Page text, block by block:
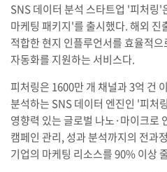
SNS 데이터 분석 스타트업 '피처링'
마케팅 패키지'를 출시했다. 해외 진
적합한 현지 인플루언서를 효율적
자동화를 지원하는 서비스다.
피처링은 1600만 개 채널과 3억 건
분석하는 SNS 데이터 엔진인 '피
영향력 있는 글로벌 나노·마이크로
캠페인 관리, 성과 분석까지의 전과
기업의 마케팅 리소스를 90% 이상